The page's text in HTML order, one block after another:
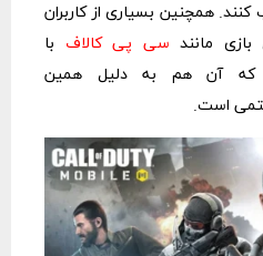
کنند. همچنین بسیاری از کاربران
مانند سی پی کالاف
با
که آن هم به دلیل همین
است.